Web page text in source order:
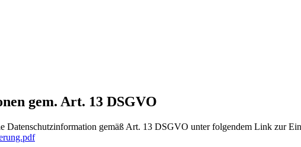
gem. Art. 13 DSGVO
Datenschutzinformation gemäß Art. 13 DSGVO unter folgendem Link zur